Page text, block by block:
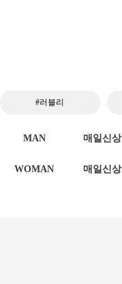
#러블리
MAN 매일신상
WOMAN 매일신상